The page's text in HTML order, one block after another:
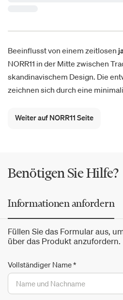
Beeinflusst von einem zeitlosen
NORR11 in der Mitte zwischen
skandinavischem Design. Die
zeichnen sich durch eine
durch einen holistischen
durchdachten Charakter aus.
Weiter auf NORR11 Seite
Benötigen Sie Hilfe?
Informationen anfordern
Füllen Sie das Formular aus,
über das Produkt anzufordern.
Vollständiger Name*